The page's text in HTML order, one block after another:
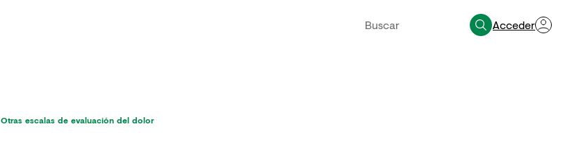
Acceder
Otras escalas de evaluación del dolor